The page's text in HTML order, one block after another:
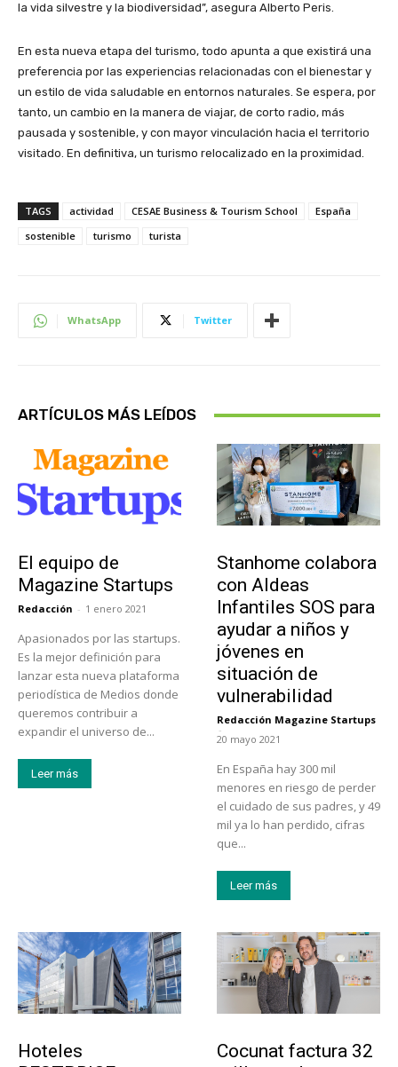
la vida silvestre y la biodiversidad”, asegura Alberto Peris.
En esta nueva etapa del turismo, todo apunta a que existirá una
preferencia por las experiencias relacionadas con el bienestar y
un estilo de vida saludable en entornos naturales. Se espera, por
tanto, un cambio en la manera de viajar, de corto radio, más
pausada y sostenible, y con mayor vinculación hacia el territorio
visitado. En definitiva, un turismo relocalizado en la proximidad.
TAGS actividad CESAE Business & Tourism School
España
sostenible
turismo turista
WhatsApp Twitter
ARTÍCULOS MÁS LEÍDOS
El equipo de
Magazine Startups
Redacción - 1 enero 2021
Apasionados por las startups.
Es la mejor definición para
lanzar esta nueva plataforma
periodística de Medios donde
queremos contribuir a
expandir el universo de...
Leer más
Stanhome colabora
con Aldeas
Infantiles SOS para
ayudar a niños y
jóvenes en
situación de
vulnerabilidad
Redacción Magazine Startups
-
20 mayo 2021
En España hay 300 mil
menores en riesgo de perder
el cuidado de sus padres, y 49
mil ya lo han perdido, cifras
que...
Leer más
Hoteles
Cocunat factura 32